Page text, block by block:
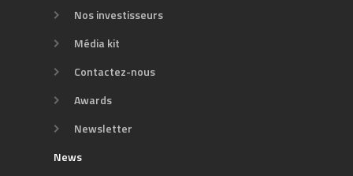
Nos investisseurs
Média kit
Contactez-nous
Awards
Newsletter
News